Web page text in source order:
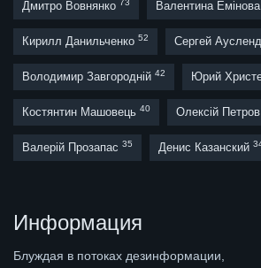
Дмитро Вовнянко 73 Валентина Емінова
Кирилл Данильченко 52 Сергей
Володимир Завгородній 42 Юрий
Костянтин Машовець 40 Олексій Петров
Валерій Прозапас 35 Денис Казанский
Информация
Блуждая в потоках дезинформации,